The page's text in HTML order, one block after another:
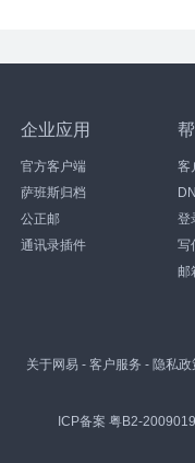
企业应用
官方客户端
萨班斯归档
公正邮
通讯录插件
客
登
写
邮
关于网易 - 客户服务 - 隐私政
ICP备案 粤B2-